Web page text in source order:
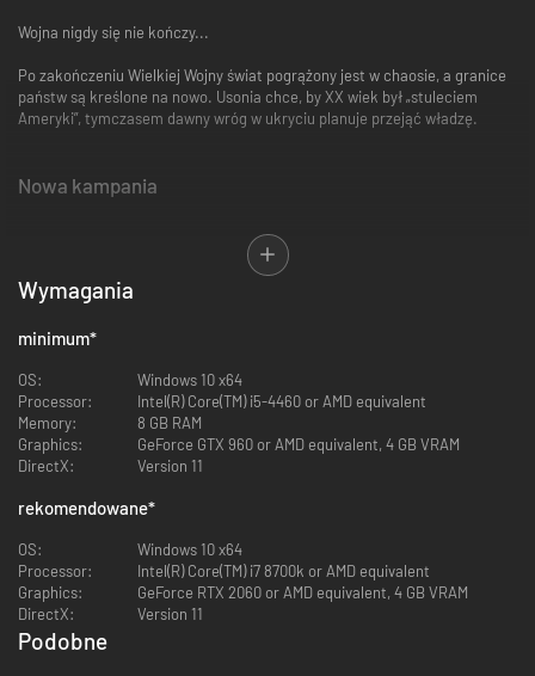
Wojna nigdy się nie kończy...
Po zakończeniu Wielkiej Wojny świat pogrążony jest w chaosie, a granice
państw są kreślone na nowo. Usonia chce, by XX wiek był „stuleciem
Ameryki”, tymczasem dawny wróg w ukryciu planuje przejąć władzę.
Nowa kampania
Rozegraj nową pełnoprawną kampanię samodzielnie lub w trybie
współpracy – siedem nowych misji, ponad 25 minut przerywników
filmowych, a także dziesiątki nowych sojuszników i wrogów.
Stany Zjednoczone Usonii, które nie angażowały się w Wielką Wojnę, są
teraz potęgą gospodarczą i wojskową, jednak europejskie elity wydają się
tego nieświadome. Usonia może stać się promykiem nadziei dla
ulec pokusie władzy i zostać nowym imperium rządzącym żelazną ręką.
1920+. Ponad 30 nowych jednostek piechoty, mechów i budynków dla
frakcji.
Nowość: jednostki powietrzne!
Wymagania
minimum*
OS:
Windows 10 x64
Processor:
Intel(R) Core(TM) i5-4460 or AMD equivalent
Memory:
8 GB RAM
Graphics:
GeForce GTX 960 or AMD equivalent, 4 GB VRAM
DirectX:
Version 11
rekomendowane*
OS:
Windows 10 x64
Processor:
Intel(R) Core(TM) i7 8700k or AMD equivalent
Graphics:
GeForce RTX 2060 or AMD equivalent, 4 GB VRAM
DirectX:
Version 11
Podobne